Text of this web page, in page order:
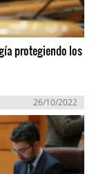
protegiendo los
26/10/2022